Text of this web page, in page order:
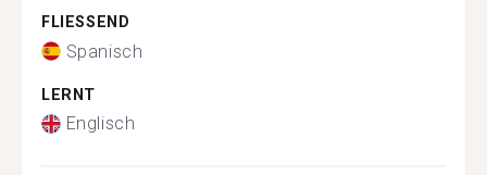
FLIESSEND
Spanisch
LERNT
Englisch